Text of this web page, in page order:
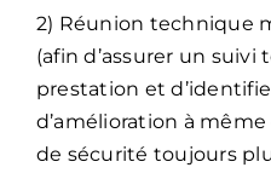
2) Réunion technique
(afin d’assurer un suivi
prestation et
d’amélioration à
de sécurité toujours